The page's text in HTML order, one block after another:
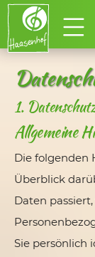
1.
Allgemeine
Die folgenden
Überblick
Daten
Sie persönlich